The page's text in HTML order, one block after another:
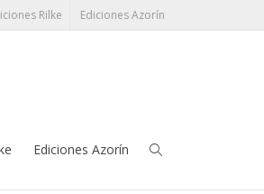
Rilke Ediciones Azorín
Ediciones Azorín